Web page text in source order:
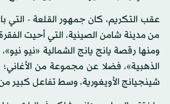
عقب التكريم، كان جمهور القلعة -
من مدينة شامن الصينية، التي أحيت
ومنها رقصة يانج يانج الشمالية «نيو
الذهبية»، فضلا عن مجموعة من
شينجيانج الأويغورية، وسط تفاعل كبير